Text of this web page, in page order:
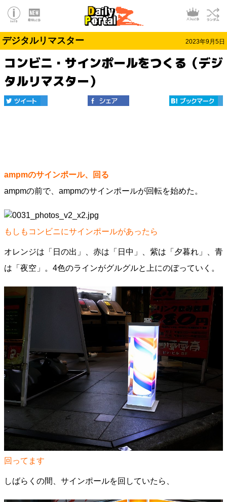
デジタルリマスター 2023年9月5日
コンビニ・サインポールをつくる（デジ
タルリマスター）
ampmのサインポール、回る
ampmの前で、ampmのサインポールが回転を始めた。
もしもコンビニにサインポールがあったら
オレンジは「日の出」、赤は「日中」、紫は「夕暮れ」、青
は「夜空」。4色のラインがグルグルと上にのぼっていく。
回ってます
しばらくの間、サインポールを回していたら、